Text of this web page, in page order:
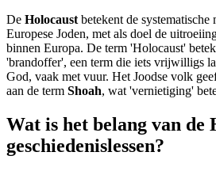
De Holocaust betekent de
Europese Joden, met als doel de
binnen Europa. De term 'Holocaust'
'brandoffer', een term die iets vrijwilligs
God, vaak met vuur. Het Joodse volk
aan de term Shoah, wat 'vernietiging'
Wat is het belang van de
geschiedenislessen?